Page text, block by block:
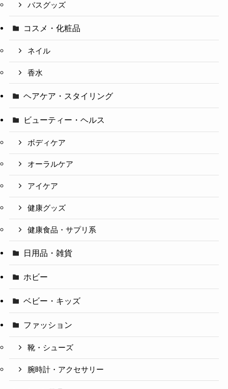
バスグッズ
コスメ・化粧品
ネイル
香水
ヘアケア・スタイリング
ビューティー・ヘルス
ボディケア
オーラルケア
アイケア
健康グッズ
健康食品・サプリ系
日用品・雑貨
ホビー
ベビー・キッズ
ファッション
靴・シューズ
腕時計・アクセサリー